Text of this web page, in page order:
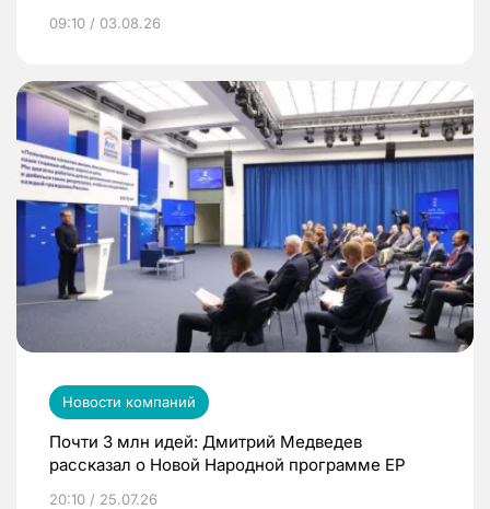
09:10 / 03.08.26
Новости компаний
Почти 3 млн идей: Дмитрий Медведев
рассказал о Новой Народной программе ЕР
20:10 / 25.07.26